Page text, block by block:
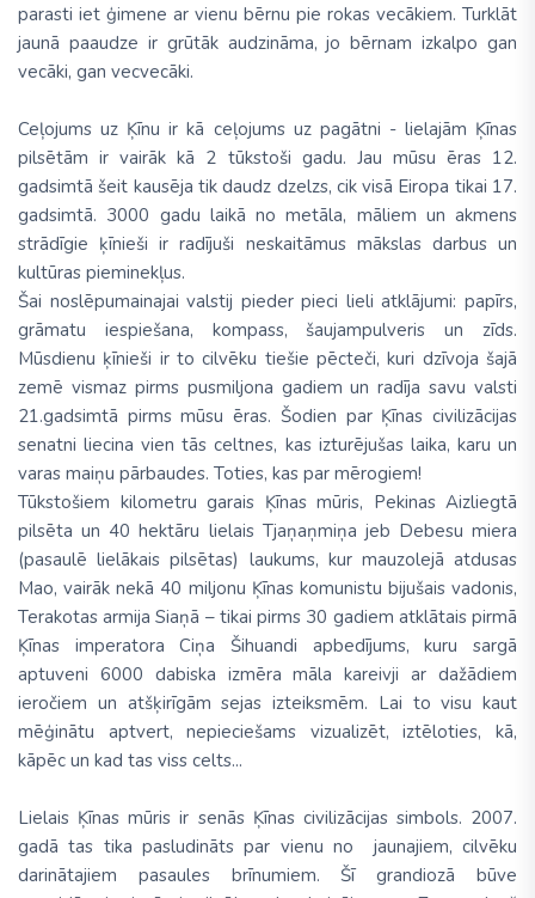
parasti iet ģimene ar vienu bērnu pie rokas vecākiem. Turklāt
jaunā paaudze ir grūtāk audzināma, jo bērnam izkalpo gan
vecāki, gan vecvecāki.
Ceļojums uz Ķīnu ir kā ceļojums uz pagātni - lielajām Ķīnas
pilsētām ir vairāk kā 2 tūkstoši gadu. Jau mūsu ēras 12.
gadsimtā šeit kausēja tik daudz dzelzs, cik visā Eiropa tikai 17.
gadsimtā. 3000 gadu laikā no metāla, māliem un akmens
strādīgie ķīnieši ir radījuši neskaitāmus mākslas darbus un
kultūras pieminekļus.
Šai noslēpumainajai valstij pieder pieci lieli atklājumi: papīrs,
grāmatu iespiešana, kompass, šaujampulveris un zīds.
Mūsdienu ķīnieši ir to cilvēku tiešie pēcteči, kuri dzīvoja šajā
zemē vismaz pirms pusmiljona gadiem un radīja savu valsti
21.gadsimtā pirms mūsu ēras. Šodien par Ķīnas civilizācijas
senatni liecina vien tās celtnes, kas izturējušas laika, karu un
varas maiņu pārbaudes. Toties, kas par mērogiem!
Tūkstošiem kilometru garais Ķīnas mūris, Pekinas Aizliegtā
pilsēta un 40 hektāru lielais Tjaņaņmiņa jeb Debesu miera
(pasaulē lielākais pilsētas) laukums, kur mauzolejā atdusas
Mao, vairāk nekā 40 miljonu Ķīnas komunistu bijušais vadonis,
Terakotas armija Siaņā – tikai pirms 30 gadiem atklātais pirmā
Ķīnas imperatora Ciņa Šihuandi apbedījums, kuru sargā
aptuveni 6000 dabiska izmēra māla kareivji ar dažādiem
ieročiem un atšķirīgām sejas izteiksmēm. Lai to visu kaut
mēģinātu aptvert, nepieciešams vizualizēt, iztēloties, kā,
kāpēc un kad tas viss celts...
Lielais Ķīnas mūris ir senās Ķīnas civilizācijas simbols. 2007.
gadā tas tika pasludināts par vienu no jaunajiem, cilvēku
darinātajiem pasaules brīnumiem. Šī grandiozā būve